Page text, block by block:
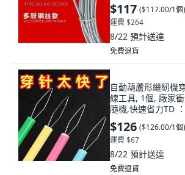
$117 ($117.00/1個)
運費 $264
8/22 預計送達
免費退貨
自動葫蘆形縫紉機
線工具, 1個, 廠家
隨機,快速省力TD
TD2個
$126 ($126.00/1個)
運費 $67
8/22 預計送達
免費退貨